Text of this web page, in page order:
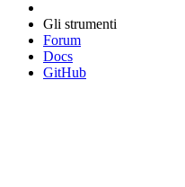
Gli strumenti
Forum
Docs
GitHub